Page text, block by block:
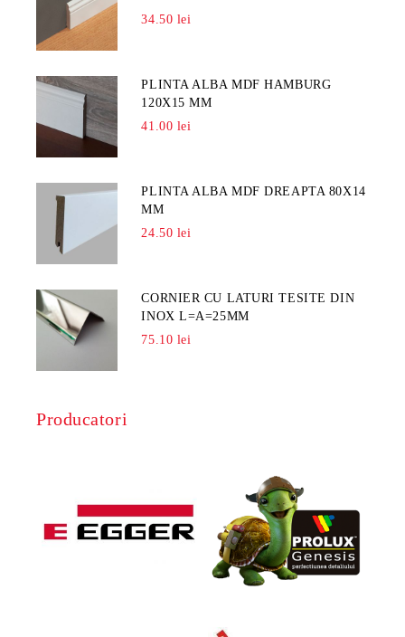
34.50 lei
PLINTA ALBA MDF HAMBURG
120X15 MM
41.00 lei
PLINTA ALBA MDF DREAPTA 80X14
MM
24.50 lei
CORNIER CU LATURI TESITE DIN
INOX L=A=25MM
75.10 lei
Producatori